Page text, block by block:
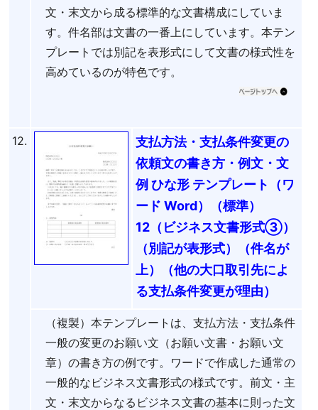
文・末文から成る標準的な文書構成にしていま
す。件名部は文書の一番上にしています。本テン
プレートでは別記を表形式にして文書の様式性を
高めているのが特色です。
12.
支払方法・支払条件変更の
依頼文の書き方・例文・文
例 ひな形 テンプレート（ワ
ード Word）（標準）
12（ビジネス文書形式③）
（別記が表形式）（件名が
上）（他の大口取引先によ
る支払条件変更が理由）
（複製）本テンプレートは、支払方法・支払条件
一般の変更のお願い文（お願い文書・お願い文
章）の書き方の例です。ワードで作成した通常の
一般的なビジネス文書形式の様式です。前文・主
文・末文からなるビジネス文書の基本に則った文